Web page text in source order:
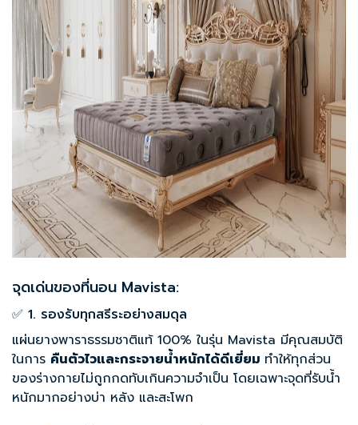
จุดเด่นของที่นอน Mavista:
✅ 1. รองรับทุกสรีระอย่างสมดุล
แผ่นยางพาราธรรมชาติแท้ 100% ในรุ่น Mavista มีคุณสมบัติ
ในการ คืนตัวไวและกระจายน้ำหนักได้ดีเยี่ยม ทำให้ทุกส่วน
ของร่างกายไม่ถูกกดทับเกินความจำเป็น โดยเฉพาะจุดที่รับน้ำ
หนักมากอย่างบ่า หลัง และสะโพก